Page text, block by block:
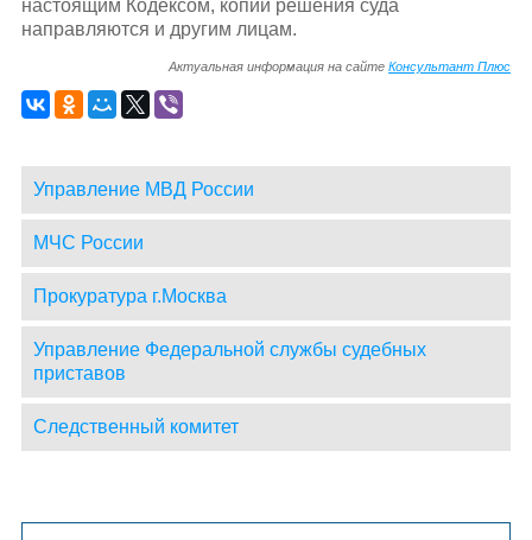
настоящим Кодексом, копии решения суда
направляются и другим лицам.
Актуальная информация на сайтеКонсультант Плюс
Управление МВД России
МЧС России
Прокуратура г.Москва
Управление Федеральной службы судебных
приставов
Следственный комитет